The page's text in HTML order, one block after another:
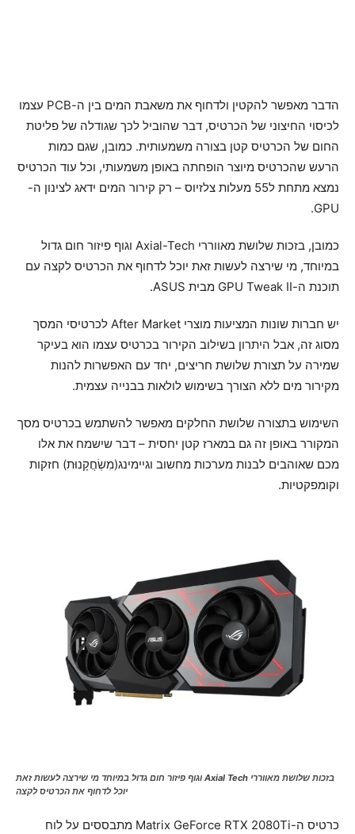
הדבר מאפשר להקטין ולדחוף את משאבת המים בין ה-PCB עצמו
לכיסוי החיצוני של הכרטיס, דבר שהוביל לכך שגודלה של פליטת
החום של הכרטיס קטן בצורה משמעותית. כמובן, שגם כמות
הרעש שהכרטיס מיוצר הופחתה באופן משמעותי, וכל עוד הכרטיס
נמצא מתחת ל55 מעלות צלזיוס – רק קירור המים ידאג לצינון ה-
GPU.
כמובן, בזכות שלושת מאווררי Axial-Tech וגוף פיזור חום גדול
במיוחד, מי שירצה לעשות זאת יוכל לדחוף את הכרטיס לקצה עם
תוכנת ה-GPU Tweak II מבית ASUS.
יש חברות שונות המציעות מוצרי After Market לכרטיסי המסך
מסוג זה, אבל היתרון בשילוב הקירור בכרטיס עצמו הוא בעיקר
שמירה על תצורת שלושת חריצים, יחד עם האפשרות להנות
מקירור מים ללא הצורך בשימוש לולאות בבנייה עצמית.
השימוש בתצורה שלושת החלקים מאפשר להשתמש בכרטיס מסך
המקורר באופן זה גם במארז קטן יחסית – דבר שישמח את אלו
מכם שאוהבים לבנות מערכות מחשוב וגיימינג(מִשְׂחֲקָנוּת) חזקות
וקומפקטיות.
בזכות שלושת מאווררי Axial Tech וגוף פיזור חום גדול במיוחד מי שירצה לעשות זאת
יוכל לדחוף את הכרטיס לקצה
כרטיס ה-Matrix GeForce RTX 2080Ti מתבססים על לוח